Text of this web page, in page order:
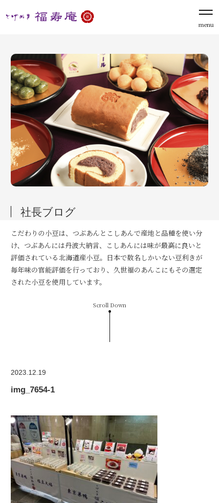
menu
社長ブログ
こだわりの小豆は、つぶあんとこしあんで産地と品種を使い分
け、つぶあんには丹波大納言、こしあんには味が最高に良いと
評価されている北海道産小豆。日本で数名しかいない豆利きが
毎年味の官能評価を行っており、久世福のあんこにもその選定
された小豆を使用しています。
Scroll Down
2023.12.19
img_7654-1